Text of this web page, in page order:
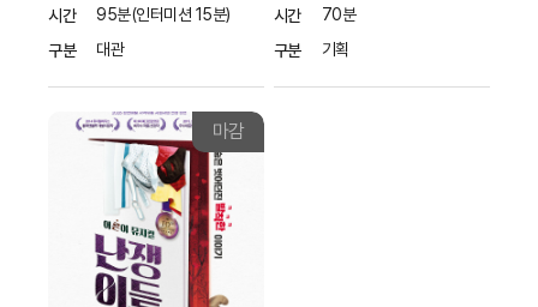
시간
95분(인터미션 15분)
구분
대관
시간
70분
구분
기획
마감